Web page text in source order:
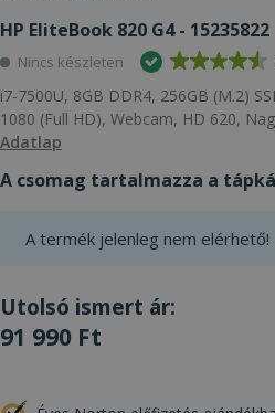
HP EliteBook 820 G4 - 15235822
Nincs készleten
i7-7500U, 8GB DDR4, 256GB (M.2)
1080 (Full HD), Webcam, HD 620,
Adatlap
A csomag tartalmazza a
A termék jelenleg nem elérhető!
Utolsó ismert ár:
91 990 Ft